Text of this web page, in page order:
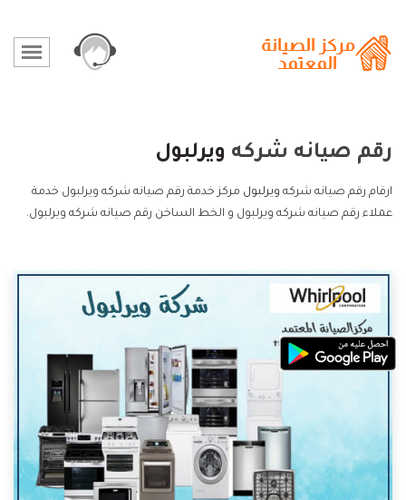
رقم صيانه شركه ويرلبول
ارقام رقم صيانه شركه ويرلبول مركز خدمة رقم صيانه شركه ويرلبول خدمة
عملاء رقم صيانه شركه ويرلبول و الخط الساخن رقم صيانه شركه ويرلبول.